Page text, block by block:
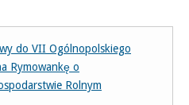
do VII Ogólnopolskiego
Rymowankę o
Rolnym